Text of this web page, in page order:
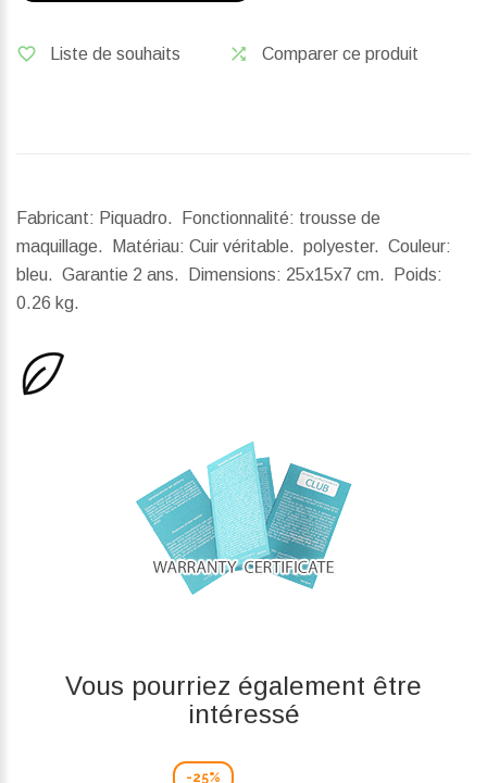
Liste de souhaits Comparer ce produit
Fabricant: Piquadro. Fonctionnalité: trousse de
maquillage. Matériau: Cuir véritable. polyester. Couleur:
bleu. Garantie 2 ans.
Dimensions: 25x15x7 cm.
Poids:
0.26 kg.
Vous pourriez également être
intéressé
-25%